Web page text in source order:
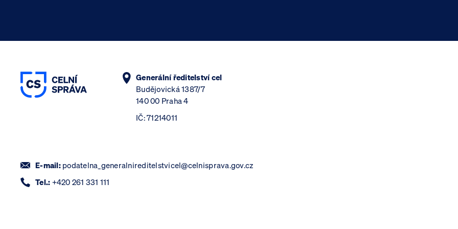
Generální ředitelství cel
Budějovická 1387/7
140 00 Praha 4
IČ: 71214011
E-mail: podatelna_generalnireditelstvicel@celnisprava.gov.cz
Tel.: +420 261 331 111